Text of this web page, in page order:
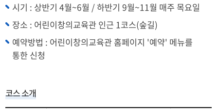
시기 : 상반기 4월~6월 / 하반기 9월~11월 매주 목요일
장소 : 어린이창의교육관 인근 1코스(숲길)
예약방법 : 어린이창의교육관 홈페이지 '예약' 메뉴를
통한 신청
코스 소개